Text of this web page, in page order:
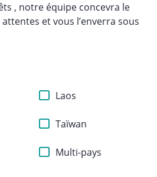
, notre équipe concevra le
et vous l’enverra sous
Laos
Taïwan
Multi-pays